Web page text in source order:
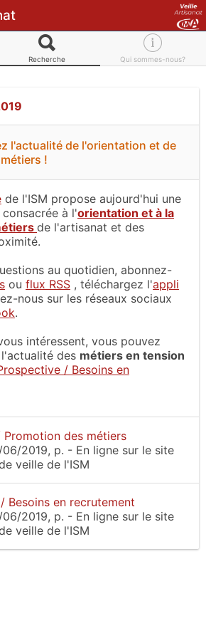
Recherche Qui sommes-nous?
l'actualité de l'orientation et de
!
de l'ISM propose aujourd'hui une
à l'orientation et à la
de l'artisanat et des
au quotidien, abonnez-
ou flux RSS , téléchargez l'appli
nous sur les réseaux sociaux
.
intéressent, vous pouvez
des métiers en tension
/ Besoins en
Promotion des métiers
06/2019, p. - En ligne sur le site
veille de l'ISM
Besoins en recrutement
06/2019, p. - En ligne sur le site
veille de l'ISM